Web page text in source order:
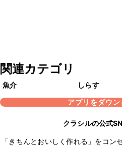
関連カテゴリ
魚介 しらす
アプリをダウ
クラシルの公式
「きちんとおいしく作れる」をコ